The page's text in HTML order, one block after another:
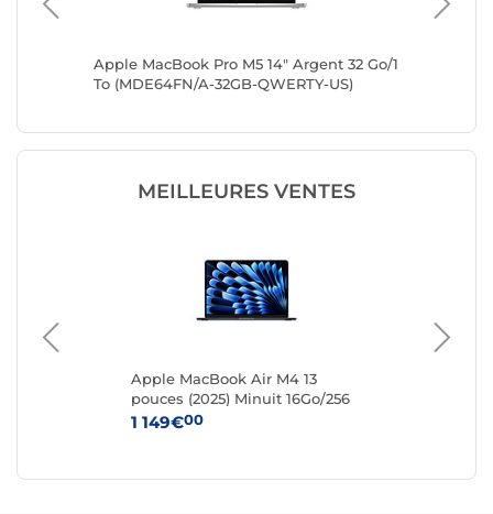
Apple MacBook Pro M5 14" Argent 32 Go/1
To (MDE64FN/A-32GB-QWERTY-US)
MEILLEURES VENTES
Apple MacBook Air M4 13
pouces (2025) Minuit 16Go/256
Go (MW123FN/A)
1 149€00